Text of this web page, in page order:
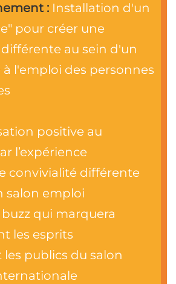
: Installation d'un
pour créer une
au sein d'un
l'emploi des personnes
positive au
l’expérience
convivialité différente
salon emploi
qui marquera
les esprits
les publics du salon